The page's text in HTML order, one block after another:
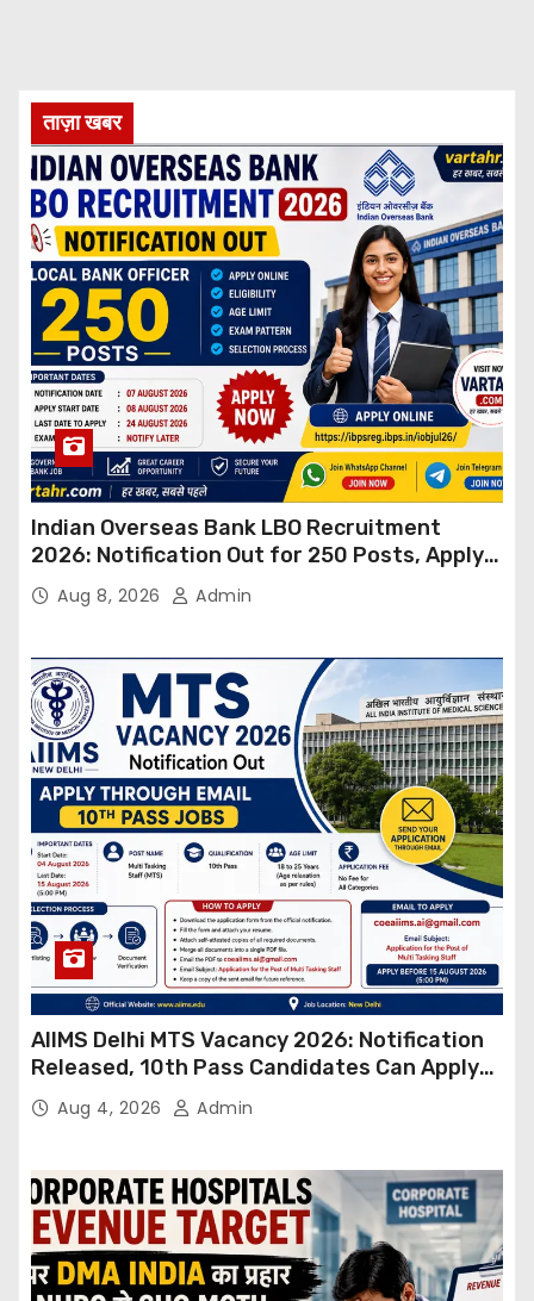
ताज़ा खबर
Indian Overseas Bank LBO Recruitment
2026: Notification Out for 250 Posts, Apply
OnlineAug 8, 2026 Admin
AIIMS Delhi MTS Vacancy 2026: Notification
Released, 10th Pass Candidates Can Apply
Through Email
Aug 4, 2026 Admin